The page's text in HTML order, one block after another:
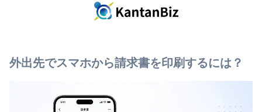
外出先でスマホから請求書を印刷するには？